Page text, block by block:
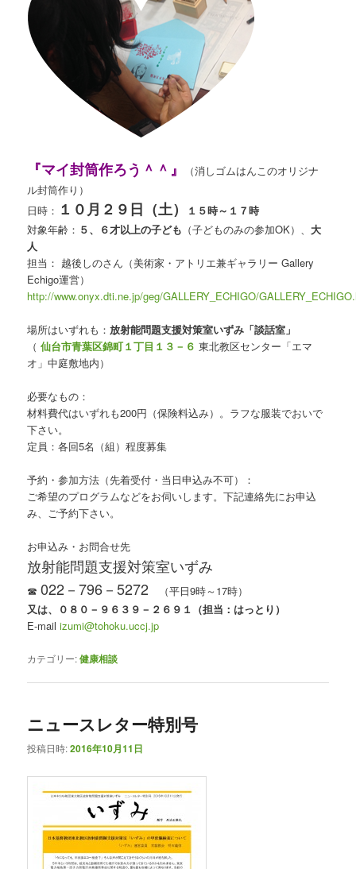
『マイ封筒作ろう＾＾』
（消しゴムはんこのオリジナ
ル封筒作り）
日時： １０月２９日（土）
１５時～１７時
対象年齢： ５、６才以上の子ども （子どものみの参加OK）、 大
人
担当： 越後しのさん（美術家・アトリエ兼ギャラリー Gallery
Echigo運営）
http://www.onyx.dti.ne.jp/geg/GALLERY_ECHIGO/
場所はいずれも：放射能問題支援対策室いずみ「談話室」
（仙台市青葉区錦町１丁目１３－６ 東北教区センター「エマ
オ」中庭敷地内）
必要なもの：
材料費代はいずれも200円（保険料込み）。ラフな服装でおいで
下さい。
定員：各回5名（組）程度募集
予約・参加方法（先着受付・当日申込み不可）：
ご希望のプログラムなどをお伺いします。下記連絡先にお申込
み、ご予約下さい。
お申込み・お問合せ先
放射能問題支援対策室いずみ
☎022－796－5272 （平日9時～17時）
又は、０８０－９６３９－２６９１（担当：はっとり）
E-mailizumi@tohoku.uccj.jp
カテゴリー:健康相談
ニュースレター特別号
投稿日時:2016年10月11日